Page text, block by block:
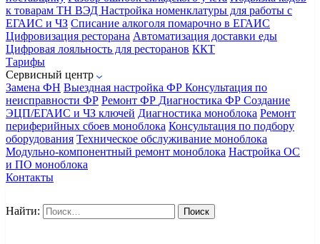
к товарам ТН ВЭД Настройка номенклатуры для работы с
ЕГАИС и ЧЗ Списание алкоголя помарочно в ЕГАИС
Цифровизация ресторана Автоматизация доставки еды
Цифровая лояльность для ресторанов ККТ
Тарифы
Сервисный центр
Замена ФН Выездная настройка ФР Консультация по
неисправности ФР Ремонт ФР Диагностика ФР Создание
ЭЦП/ЕГАИС и ЧЗ ключей Диагностика моноблока Ремонт
периферийных сбоев моноблока Консультация по подбору
оборудования Техническое обслуживание моноблока
Модульно-компонентный ремонт моноблока Настройка ОС
и ПО моноблока
Контакты
Найти: